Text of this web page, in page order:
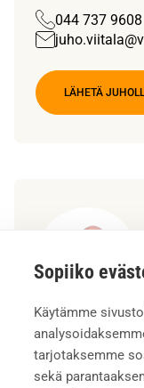
Sopiiko
Käytämme
tarjotaksemme
sekä
044 737 9608
LÄHETÄ
Matti Harju